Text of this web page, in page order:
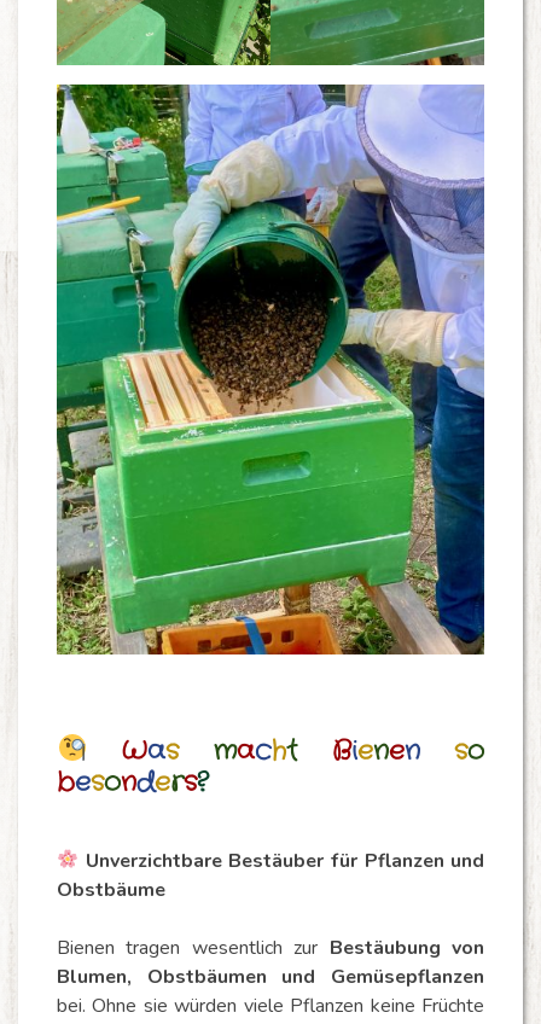
Was macht Bienen so
besonders?
Unverzichtbare Bestäuber für Pflanzen und
Obstbäume
Bienen tragen wesentlich zur Bestäubung von
Blumen, Obstbäumen und Gemüsepflanzen
bei. Ohne sie würden viele Pflanzen keine Früchte